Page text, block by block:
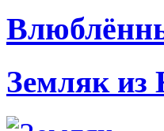
Земляк из